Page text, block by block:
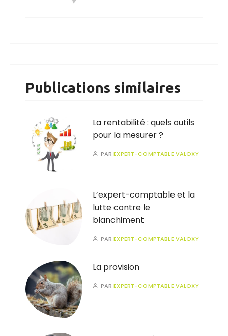
Publications similaires
La rentabilité : quels outils
pour la mesurer ?
PAREXPERT-COMPTABLE VALOXY
L’expert-comptable et la
lutte contre le
blanchiment
PAREXPERT-COMPTABLE VALOXY
La provision
PAREXPERT-COMPTABLE VALOXY